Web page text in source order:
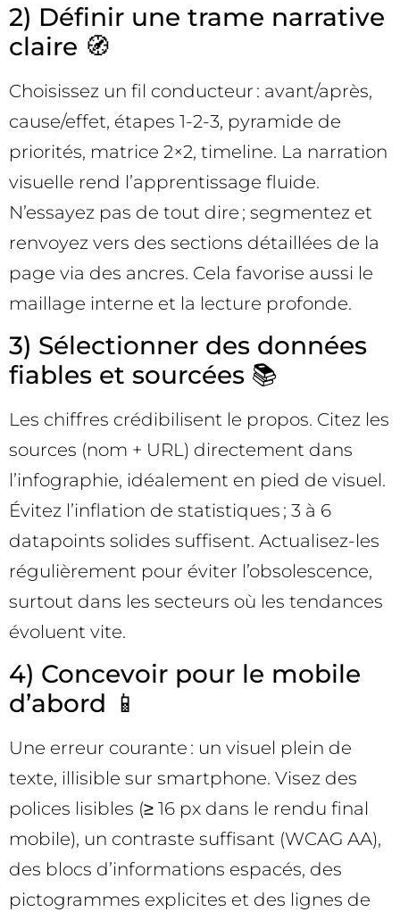
2) Définir une trame narrative
claire 🧭
Choisissez un fil conducteur : avant/après,
cause/effet, étapes 1-2-3, pyramide de
priorités, matrice 2×2, timeline. La narration
visuelle rend l’apprentissage fluide.
N’essayez pas de tout dire ; segmentez et
renvoyez vers des sections détaillées de la
page via des ancres. Cela favorise aussi le
maillage interne et la lecture profonde.
3) Sélectionner des données
fiables et sourcées 📚
Les chiffres crédibilisent le propos. Citez les
sources (nom + URL) directement dans
l’infographie, idéalement en pied de visuel.
Évitez l’inflation de statistiques ; 3 à 6
datapoints solides suffisent. Actualisez-les
régulièrement pour éviter l’obsolescence,
surtout dans les secteurs où les tendances
évoluent vite.
4) Concevoir pour le mobile
d’abord 📱
Une erreur courante : un visuel plein de
texte, illisible sur smartphone. Visez des
polices lisibles (≥ 16 px dans le rendu final
mobile), un contraste suffisant (WCAG AA),
des blocs d’informations espacés, des
pictogrammes explicites et des lignes de